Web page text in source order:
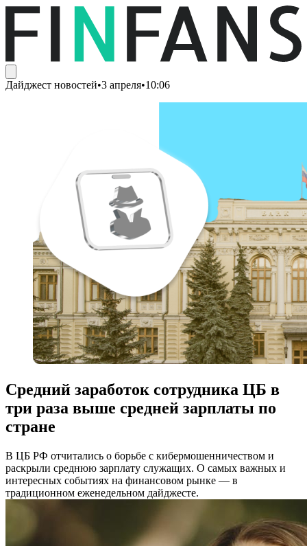
Дайджест новостей•3 апреля•10:06
Средний заработок сотрудника ЦБ в
три раза выше средней зарплаты по
стране
В ЦБ РФ отчитались о борьбе с кибермошенничеством и
раскрыли среднюю зарплату служащих. О самых важных и
интересных событиях на финансовом рынке — в
традиционном еженедельном дайджесте.